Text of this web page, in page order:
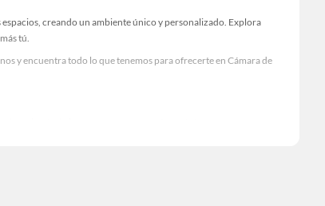
creando un ambiente único y personalizado. Explora
tú.
y encuentra todo lo que tenemos para ofrecerte en Cámara de
descubre todo lo que tenemos para ofrecerte!